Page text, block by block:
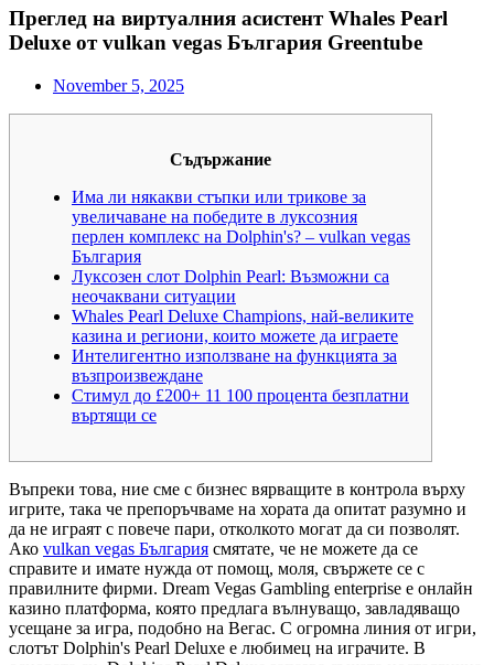
Преглед на виртуалния асистент Whales Pearl
Deluxe от vulkan vegas България Greentube
November 5, 2025
Съдържание
Има ли някакви стъпки или трикове за
увеличаване на победите в луксозния
перлен комплекс на Dolphin's? – vulkan vegas
България
Луксозен слот Dolphin Pearl: Възможни са
неочаквани ситуации
Whales Pearl Deluxe Champions, най-великите
казина и региони, които можете да играете
Интелигентно използване на функцията за
възпроизвеждане
Стимул до £200+ 11 100 процента безплатни
въртящи се
Въпреки това, ние сме с бизнес вярващите в контрола върху
игрите, така че препоръчваме на хората да опитат разумно и
да не играят с повече пари, отколкото могат да си позволят.
Ако vulkan vegas България смятате, че не можете да се
справите и имате нужда от помощ, моля, свържете се с
правилните фирми. Dream Vegas Gambling enterprise е онлайн
казино платформа, която предлага вълнуващо, завладяващо
усещане за игра, подобно на Вегас. С огромна линия от игри,
слотът Dolphin's Pearl Deluxe е любимец на играчите. В